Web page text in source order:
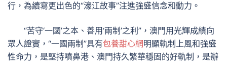
行，為續寫更出色的“濠江故事”注進強盛信念和動力。
“苦守‘一國’之本、善用‘兩制’之利”，澳門用光輝成績向
眾人證實，“一國兩制”具有包養甜心網明顯軌制上風和強盛
性命力，是堅持噴鼻港、澳門持久繁華穩固的好軌制，是辦